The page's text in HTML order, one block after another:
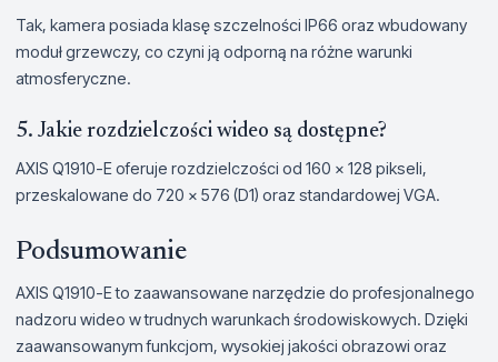
Tak, kamera posiada klasę szczelności IP66 oraz wbudowany
moduł grzewczy, co czyni ją odporną na różne warunki
atmosferyczne.
5. Jakie rozdzielczości wideo są dostępne?
AXIS Q1910-E oferuje rozdzielczości od 160 x 128 pikseli,
przeskalowane do 720 x 576 (D1) oraz standardowej VGA.
Podsumowanie
AXIS Q1910-E to zaawansowane narzędzie do profesjonalnego
nadzoru wideo w trudnych warunkach środowiskowych. Dzięki
zaawansowanym funkcjom, wysokiej jakości obrazowi oraz